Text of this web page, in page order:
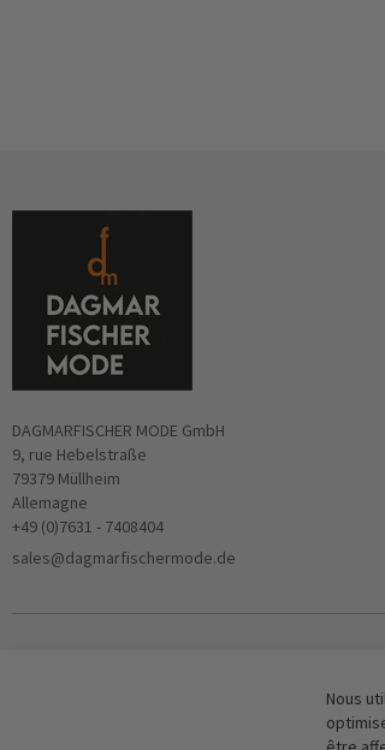
DAGMARFISCHER MODE GmbH
9, rue Hebelstraße
79379 Müllheim
Allemagne
+49 (0)7631 - 7408404
sales@dagmarfischermode.de
Nous